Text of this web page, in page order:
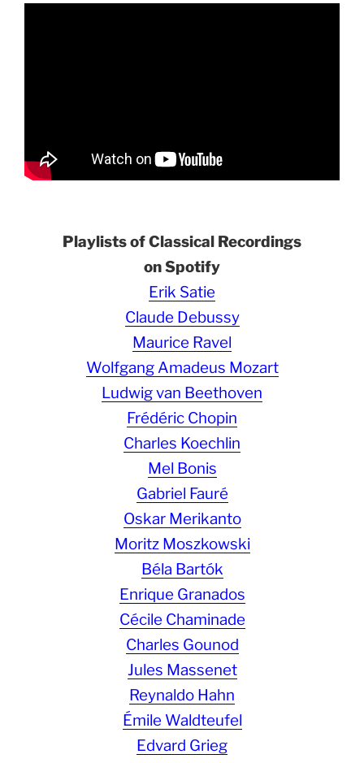
Playlists of Classical Recordings
on Spotify
Erik Satie
Claude Debussy
Maurice Ravel
Wolfgang Amadeus Mozart
Ludwig van Beethoven
Frédéric Chopin
Charles Koechlin
Mel Bonis
Gabriel Fauré
Oskar Merikanto
Moritz Moszkowski
Béla Bartók
Enrique Granados
Cécile Chaminade
Charles Gounod
Jules Massenet
Reynaldo Hahn
Émile Waldteufel
Edvard Grieg